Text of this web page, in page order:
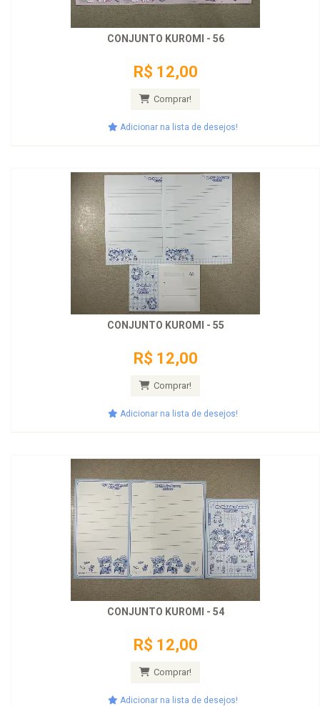
CONJUNTO KUROMI - 56
R$ 12,00
Comprar!
Adicionar na lista de desejos!
CONJUNTO KUROMI - 55
R$ 12,00
Comprar!
Adicionar na lista de desejos!
CONJUNTO KUROMI - 54
R$ 12,00
Comprar!
Adicionar na lista de desejos!